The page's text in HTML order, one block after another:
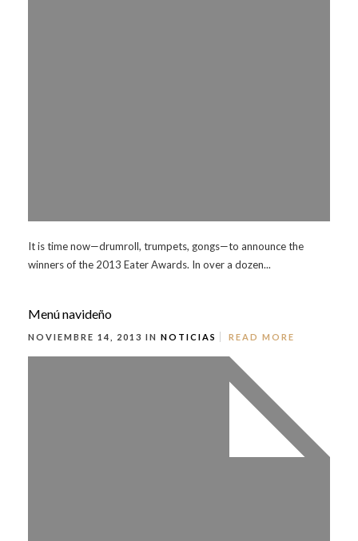
It is time now—drumroll, trumpets, gongs—to announce the
winners of the 2013 Eater Awards. In over a dozen...
Menú navideño
NOVIEMBRE 14, 2013 IN NOTICIAS READ MORE